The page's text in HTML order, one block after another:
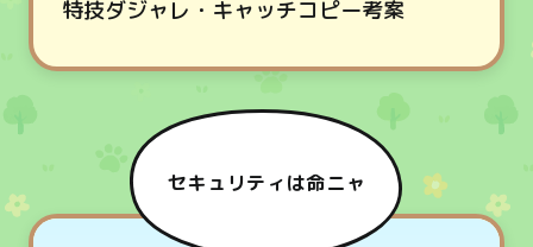
特技ダジャレ・キャッチコピー考案
セキュリティは命ニャ